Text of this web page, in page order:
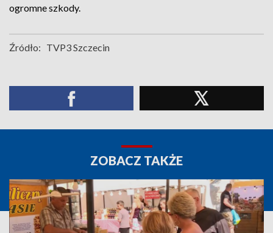
ogromne szkody.
Źródło: TVP3 Szczecin
ZOBACZ TAKŻE